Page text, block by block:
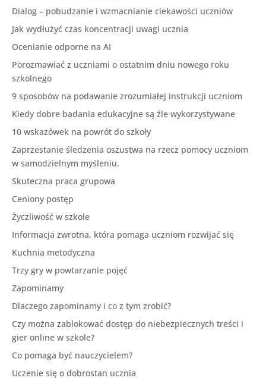
Dialog – pobudzanie i wzmacnianie ciekawości uczniów
Jak wydłużyć czas koncentracji uwagi ucznia
Ocenianie odporne na AI
Porozmawiać z uczniami o ostatnim dniu nowego roku
szkolnego
9 sposobów na podawanie zrozumiałej instrukcji uczniom
Kiedy dobre badania edukacyjne są źle wykorzystywane
10 wskazówek na powrót do szkoły
Zaprzestanie śledzenia oszustwa na rzecz pomocy uczniom
w samodzielnym myśleniu.
Skuteczna praca grupowa
Ceniony postęp
Życzliwość w szkole
Informacja zwrotna, która pomaga uczniom rozwijać się
Kuchnia metodyczna
Trzy gry w powtarzanie pojęć
Zapominamy
Dlaczego zapominamy i co z tym zrobić?
Czy można zablokować dostęp do niebezpiecznych treści i
gier online w szkole?
Co pomaga być nauczycielem?
Uczenie się o dobrostan ucznia